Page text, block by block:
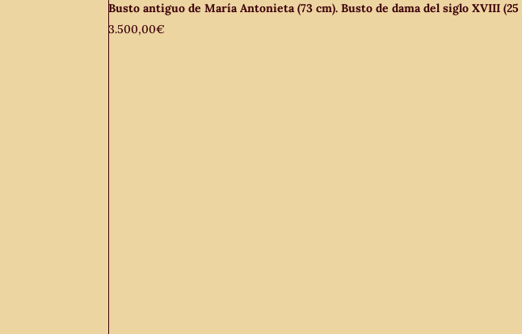
Busto antiguo de María Antonieta (73 cm). Busto de dama del siglo XVIII (25
3.500,00€